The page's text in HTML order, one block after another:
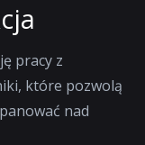
pracy z
które pozwolą
nad